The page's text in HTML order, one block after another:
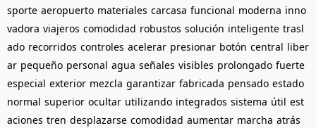
sporte aeropuerto materiales carcasa funcional moderna inno
vadora viajeros comodidad robustos solución inteligente trasl
ado recorridos controles acelerar presionar botón central liber
ar pequeño personal agua señales visibles prolongado fuerte
especial exterior mezcla garantizar fabricada pensado estado
normal superior ocultar utilizando integrados sistema útil est
aciones tren desplazarse comodidad aumentar marcha atrás